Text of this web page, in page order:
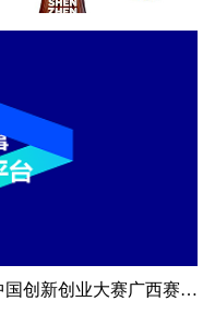
北海市科学技术局关于第十五届中国创新创业大赛广西赛区北海市选拔赛暨2026年北海市创新创业大赛相关事项的通知